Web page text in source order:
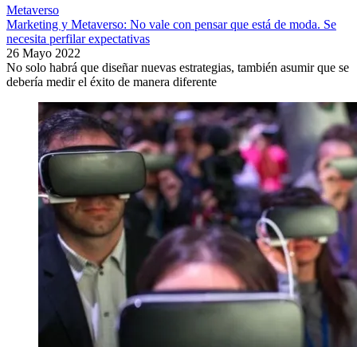
Metaverso
Marketing y Metaverso: No vale con pensar que está de moda. Se
necesita perfilar expectativas
26 Mayo 2022
No solo habrá que diseñar nuevas estrategias, también asumir que se
debería medir el éxito de manera diferente